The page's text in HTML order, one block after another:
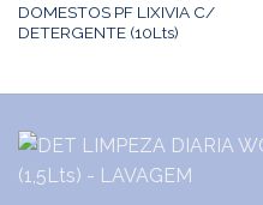
DOMESTOS PF LIXIVIA C/
DETERGENTE (10Lts)